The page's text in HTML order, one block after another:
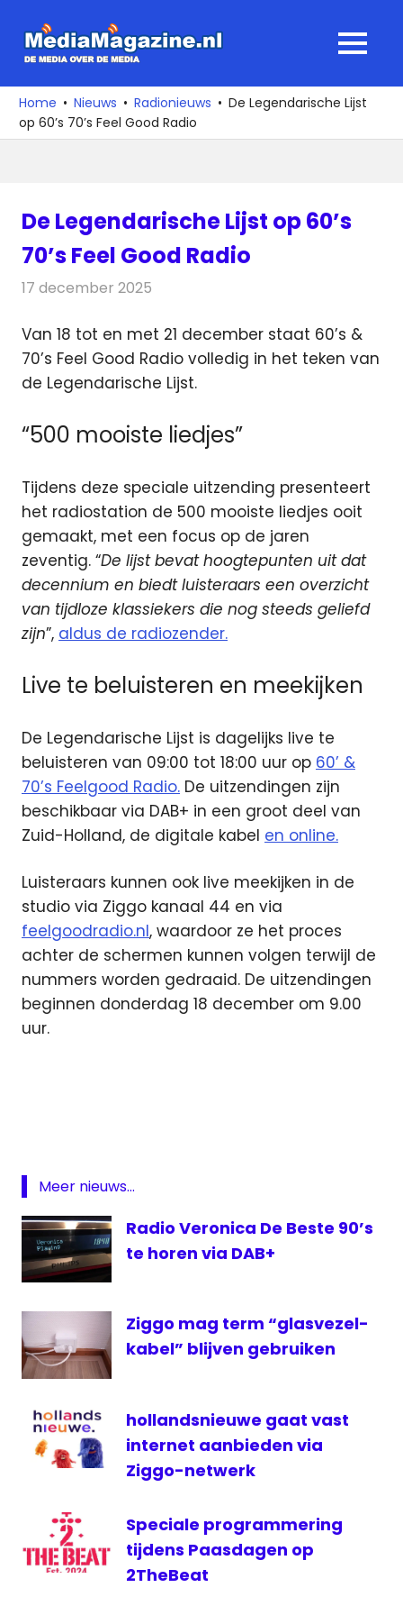
naar
media
over
de
MENU
Home Nieuws Radionieuws
De Legendarische Lijst
op 60’s 70’s Feel Good Radio
De Legendarische Lijst op 60’s
70’s Feel Good Radio
17 december 2025
Van 18 tot en met 21 december staat 60’s &
70’s Feel Good Radio volledig in het teken van
de Legendarische Lijst.
“500 mooiste liedjes”
Tijdens deze speciale uitzending presenteert
het radiostation de 500 mooiste liedjes ooit
gemaakt, met een focus op de jaren
zeventig. “De lijst bevat hoogtepunten uit dat
decennium en biedt luisteraars een overzicht
van tijdloze klassiekers die nog steeds geliefd
zijn”, aldus de radiozender.
Live te beluisteren en meekijken
De Legendarische Lijst is dagelijks live te
beluisteren van 09:00 tot 18:00 uur op 60’ &
70’s Feelgood Radio. De uitzendingen zijn
beschikbaar via DAB+ in een groot deel van
Zuid-Holland, de digitale kabel en online.
Luisteraars kunnen ook live meekijken in de
studio via Ziggo kanaal 44 en via
feelgoodradio.nl, waardoor ze het proces
achter de schermen kunnen volgen terwijl de
nummers worden gedraaid. De uitzendingen
beginnen donderdag 18 december om 9.00
uur.
Lijst
ziggo
Meer nieuws...
Radio Veronica De Beste 90’s
te horen via DAB+
Ziggo mag term “glasvezel-
kabel” blijven gebruiken
hollandsnieuwe gaat vast
internet aanbieden via
Ziggo-netwerk
Speciale programmering
tijdens Paasdagen op
2TheBeat